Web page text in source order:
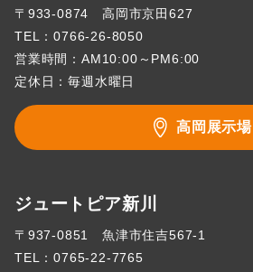
〒933-0874 高岡市京田627
TEL：0766-26-8050
営業時間：AM10:00～PM6:00
定休日：毎週水曜日
高岡展示場
ジュートピア新川
〒937-0851 魚津市住吉567-1
TEL：0765-22-7765